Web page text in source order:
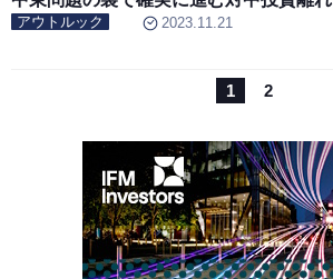
アウトルック 2023.11.21
1 2